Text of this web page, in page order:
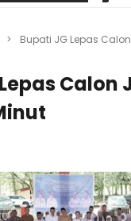
>
Bupati JG Lepas
Calon